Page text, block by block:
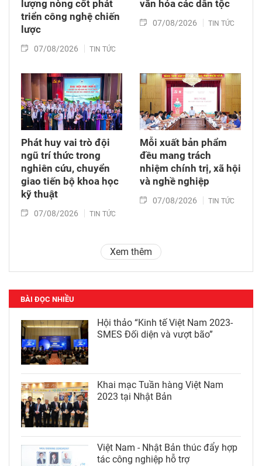
lượng nòng cốt phát
triển công nghệ chiến
lược
07/08/2026 TIN TỨC
văn hóa các dân tộc
07/08/2026 TIN TỨC
Phát huy vai trò đội
ngũ trí thức trong
nghiên cứu, chuyển
giao tiến bộ khoa học
kỹ thuật
07/08/2026 TIN TỨC
Mỗi xuất bản phẩm
đều mang trách
nhiệm chính trị, xã hội
và nghề nghiệp
07/08/2026 TIN TỨC
Xem thêm
BÀI ĐỌC NHIỀU
Hội thảo “Kinh tế Việt Nam 2023-
SMES Đối diện và vượt bão”
Khai mạc Tuần hàng Việt Nam
2023 tại Nhật Bản
Việt Nam - Nhật Bản thúc đẩy hợp
tác công nghiệp hỗ trợ